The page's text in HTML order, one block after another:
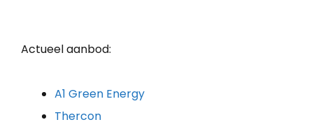
Actueel aanbod:
A1 Green Energy
Thercon